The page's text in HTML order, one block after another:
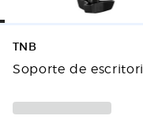
TNB
Soporte de